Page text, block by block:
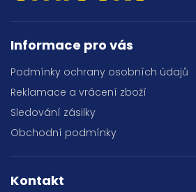
Informace pro vás
Podmínky ochrany osobních údajů
Reklamace a vrácení zboží
Sledování zásilky
Obchodní podmínky
Kontakt